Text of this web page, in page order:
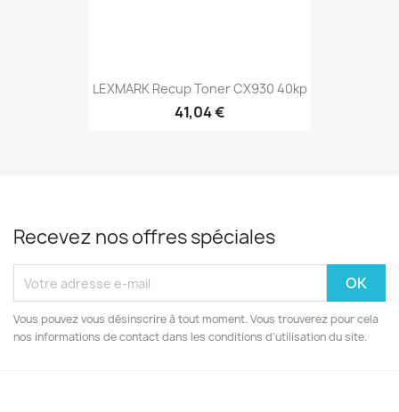
LEXMARK Recup Toner CX930 40kp
41,04 €
Recevez nos offres spéciales
Vous pouvez vous désinscrire à tout moment. Vous trouverez pour cela
nos informations de contact dans les conditions d'utilisation du site.